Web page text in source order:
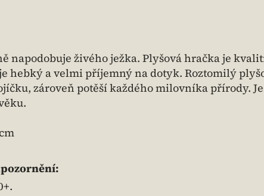
napodobuje živého ježka. Plyšová hračka je
hebký a velmi příjemný na dotyk. Roztomilý
zároveň potěší každého milovníka přírody.